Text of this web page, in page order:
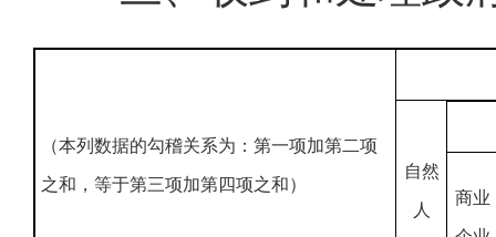
（本列数据的勾稽关系为：第一项加第二项
之和，等于第三项加第四项之和）
自然
人
商业